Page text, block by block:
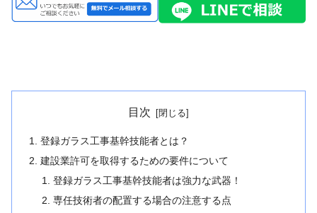
目次
登録ガラス工事基幹技能者とは？
建設業許可を取得するための要件について
登録ガラス工事基幹技能者は強力な武器！
専任技術者の配置する場合の注意する点